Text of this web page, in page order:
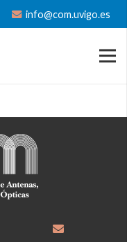
info@com.uvigo.es